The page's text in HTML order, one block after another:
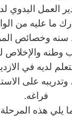
العمل اليدوي
ما عليه من
وخصائص
والإخلاص
لديه في
وتدريبه على
فراغه.
يلي هذه